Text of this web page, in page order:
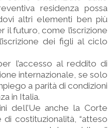
residenza possa
altri elementi ben più
il futuro, come l’iscrizione
dei figli al ciclo
l’accesso al reddito di
internazionale, se solo
a parità di condizioni
in Italia.
dell’Ue anche la Corte
costituzionalità, “atteso